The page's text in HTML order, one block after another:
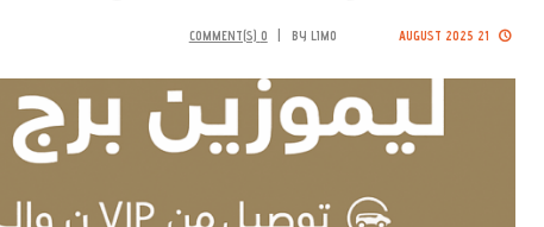
21 AUGUST 2025
BY LIMO
0